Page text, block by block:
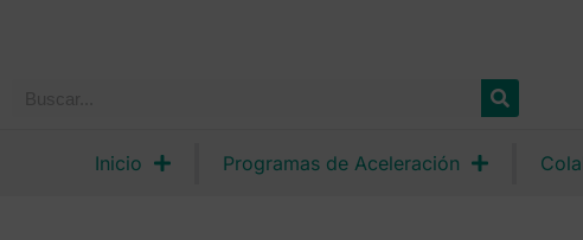
Inicio Programas de Aceleración